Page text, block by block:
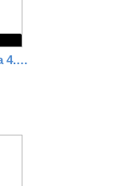
Dotación de Código Escuela 4.0_Madrid para Educación Secundaria Obligatoria